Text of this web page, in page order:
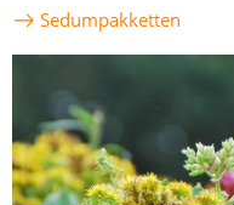
Sedumpakketten